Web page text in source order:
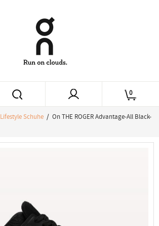
0
Lifestyle Schuhe / On THE ROGER Advantage-All Black-